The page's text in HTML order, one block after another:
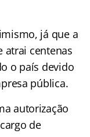
já que a
atrai centenas
o país devido
pública.
autorização
de